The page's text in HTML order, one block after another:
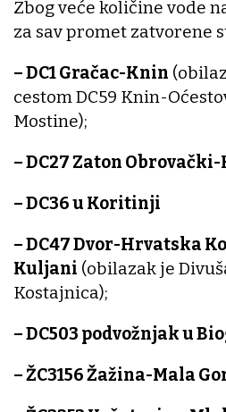
Zbog veće količine vode
za sav promet zatvorene
– DC1 Gračac-Knin
cestom DC59 Knin-
Mostine);
– DC27 Zaton
– DC36 u Koritinji
– DC47 Dvor-Hrvatska
Kuljani (obilazak je
Kostajnica);
– DC503 podvožnjak u
– ŽC3156 Žažina-Mala